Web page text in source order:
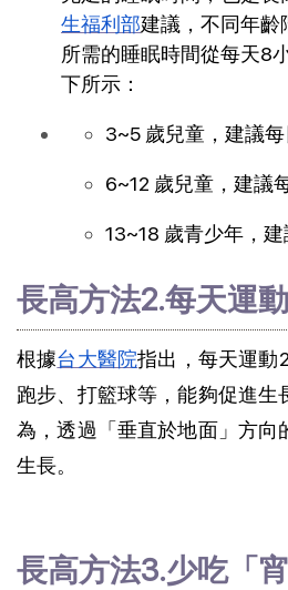
生福利部建議，不同年齡
所需的睡眠時間從每天8
下所示：
3~5 歲兒童，建議
6~12 歲兒童，建議
13~18 歲青少年，
長高方法2.每天運
根據台大醫院指出，每天運動
跑步、打籃球等，能夠促進生
為，透過「垂直於地面」方向
生長。
長高方法3.少吃「宵